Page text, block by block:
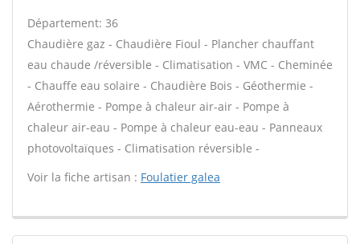
Département: 36
Chaudière gaz - Chaudière Fioul - Plancher chauffant
eau chaude /réversible - Climatisation - VMC - Cheminée
- Chauffe eau solaire - Chaudière Bois - Géothermie -
Aérothermie - Pompe à chaleur air-air - Pompe à
chaleur air-eau - Pompe à chaleur eau-eau - Panneaux
photovoltaïques - Climatisation réversible -
Voir la fiche artisan : Foulatier galea